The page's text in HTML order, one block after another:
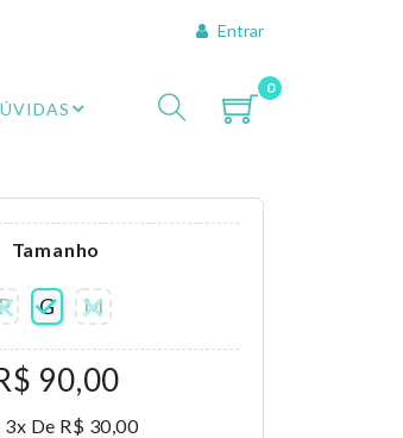
Entrar
0
Tamanho
G M
90,00
3x De R$ 30,00